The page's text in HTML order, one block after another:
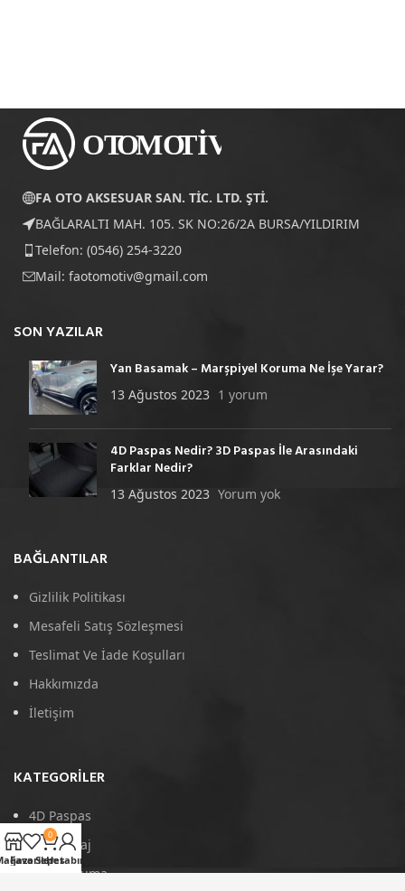
FA OTO AKSESUAR SAN. TİC. LTD. ŞTİ.
BAĞLARALTI MAH. 105. SK NO:26/2A BURSA/YILDIRIM
Telefon: (0546) 254-3220
Mail: faotomotiv@gmail.com
SON YAZILAR
Yan Basamak – Marşpiyel Koruma Ne İşe Yarar?
13 Ağustos 2023 1 yorum
4D Paspas Nedir? 3D Paspas İle Arasındaki
Farklar Nedir?
13 Ağustos 2023 Yorum yok
BAĞLANTILAR
Gizlilik Politikası
Mesafeli Satış Sözleşmesi
Teslimat Ve İade Koşulları
Hakkımızda
İletişim
KATEGORILER
4D Paspas
Port Bagaj
Arka Koruma
Favoriler
0
Sepet
Hesabım